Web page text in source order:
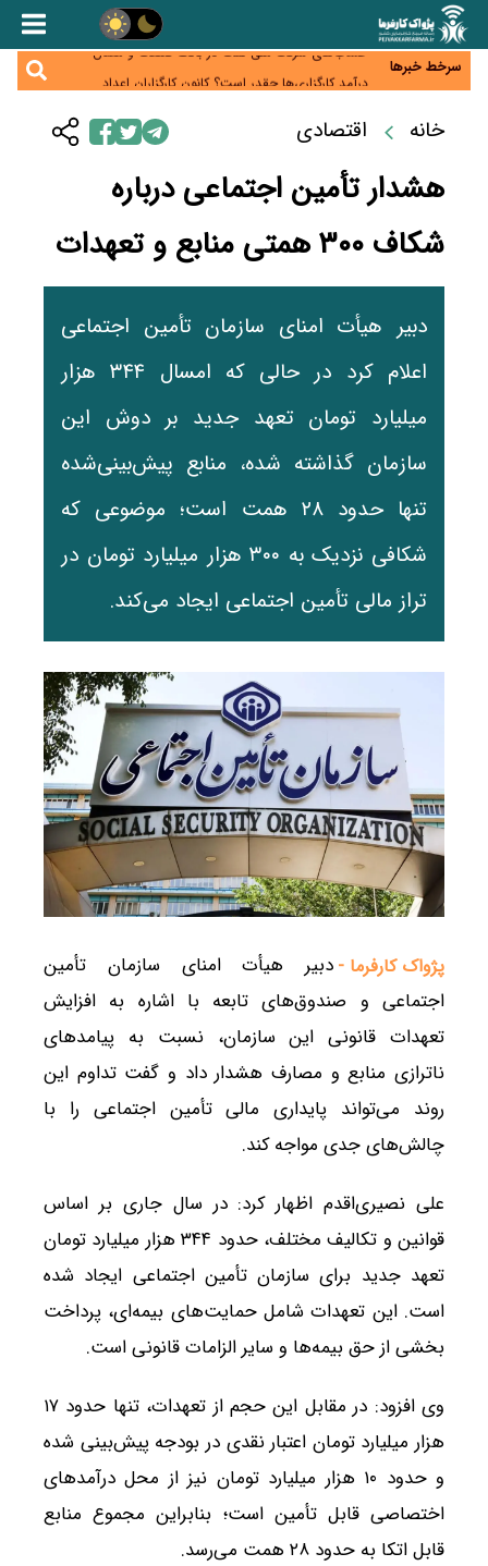
سرخط خبرها
مطالبه کارگران جنوب برای پرداخت «حق جنگ»؛ از نفت
حساب‌های شرکت ملی نفت در بانک صنعت و معدن
مسدود شد؛ بدهی یک میلیارد دلاری
درآمد کارگزاری‌ها چقدر است؟ کانون کارگزاران اعداد
منتشرشده در فضای مجازی را تکذیب کرد
است؟
روز خبرنگار؛ مطالبه‌ای فراتر از تبریک برای پاسداشت خانه اقتصادی
هشدار تأمین اجتماعی درباره
شکاف ۳۰۰ همتی منابع و تعهدات
دبیر هیأت امنای سازمان تأمین اجتماعی
اعلام کرد در حالی که امسال ۳۴۴ هزار
میلیارد تومان تعهد جدید بر دوش این
سازمان گذاشته شده، منابع پیش‌بینی‌شده
تنها حدود ۲۸ همت است؛ موضوعی که
شکافی نزدیک به ۳۰۰ هزار میلیارد تومان در
تراز مالی تأمین اجتماعی ایجاد می‌کند.
پژواک کارفرما - دبیر هیأت امنای سازمان تأمین
اجتماعی و صندوق‌های تابعه با اشاره به افزایش
تعهدات قانونی این سازمان، نسبت به پیامدهای
ناترازی منابع و مصارف هشدار داد و گفت تداوم این
روند می‌تواند پایداری مالی تأمین اجتماعی را با
چالش‌های جدی مواجه کند.
علی نصیری‌اقدم اظهار کرد: در سال جاری بر اساس
قوانین و تکالیف مختلف، حدود ۳۴۴ هزار میلیارد تومان
تعهد جدید برای سازمان تأمین اجتماعی ایجاد شده
است. این تعهدات شامل حمایت‌های بیمه‌ای، پرداخت
بخشی از حق بیمه‌ها و سایر الزامات قانونی است.
وی افزود: در مقابل این حجم از تعهدات، تنها حدود ۱۷
هزار میلیارد تومان اعتبار نقدی در بودجه پیش‌بینی شده
و حدود ۱۰ هزار میلیارد تومان نیز از محل درآمدهای
اختصاصی قابل تأمین است؛ بنابراین مجموع منابع
قابل اتکا به حدود ۲۸ همت می‌رسد.